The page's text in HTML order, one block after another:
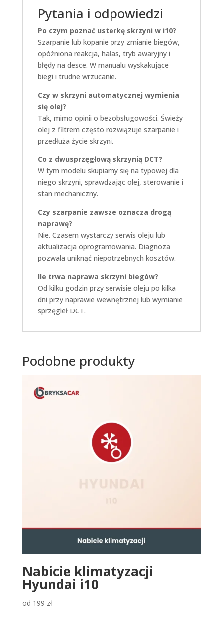
Pytania i odpowiedzi
Po czym poznać usterkę skrzyni w i10?
Szarpanie lub kopanie przy zmianie biegów,
opóźniona reakcja, hałas, tryb awaryjny i
błędy na desce. W manualu wyskakujące
biegi i trudne wrzucanie.
Czy w skrzyni automatycznej wymienia
się olej?
Tak, mimo opinii o bezobsługowości. Świeży
olej z filtrem często rozwiązuje szarpanie i
przedłuża życie skrzyni.
Co z dwusprzęgłową skrzynią DCT?
W tym modelu skupiamy się na typowej dla
niego skrzyni, sprawdzając olej, sterowanie i
stan mechaniczny.
Czy szarpanie zawsze oznacza drogą
naprawę?
Nie. Czasem wystarczy serwis oleju lub
aktualizacja oprogramowania. Diagnoza
pozwala uniknąć niepotrzebnych kosztów.
Ile trwa naprawa skrzyni biegów?
Od kilku godzin przy serwisie oleju po kilka
dni przy naprawie wewnętrznej lub wymianie
sprzęgieł DCT.
Podobne produkty
Nabicie klimatyzacji
Hyundai i10
od 199 zł